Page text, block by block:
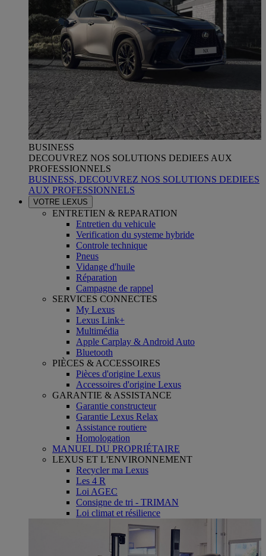
BUSINESS
DECOUVREZ NOS SOLUTIONS DEDIEES AUX
PROFESSIONNELS
BUSINESS, DECOUVREZ NOS SOLUTIONS DEDIEES
AUX PROFESSIONNELS
VOTRE LEXUS
ENTRETIEN & REPARATION
Entretien du vehicule
Verification du systeme hybride
Controle technique
Pneus
Vidange d'huile
Réparation
Campagne de rappel
SERVICES CONNECTES
My Lexus
Lexus Link+
Multimédia
Apple Carplay & Android Auto
Bluetooth
PIÈCES & ACCESSOIRES
Pièces d'origine Lexus
Accessoires d'origine Lexus
GARANTIE & ASSISTANCE
Garantie constructeur
Garantie Lexus Relax
Assistance routiere
Homologation
MANUEL DU PROPRIÉTAIRE
LEXUS ET L'ENVIRONNEMENT
Recycler ma Lexus
Les 4 R
Loi AGEC
Consigne de tri - TRIMAN
Loi climat et résilience